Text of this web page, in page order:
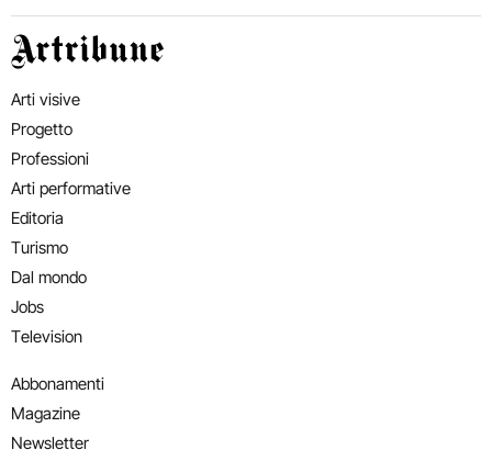
Artribune
Arti visive
Progetto
Professioni
Arti performative
Editoria
Turismo
Dal mondo
Jobs
Television
Abbonamenti
Magazine
Newsletter